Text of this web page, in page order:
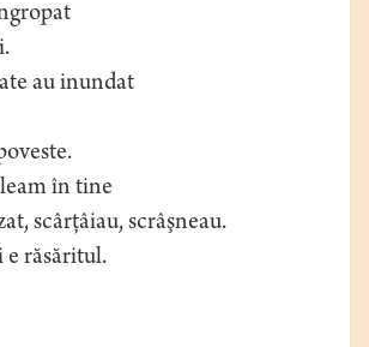
au inundat
în tine
scârţâiau, scrâşneau.
e răsăritul.